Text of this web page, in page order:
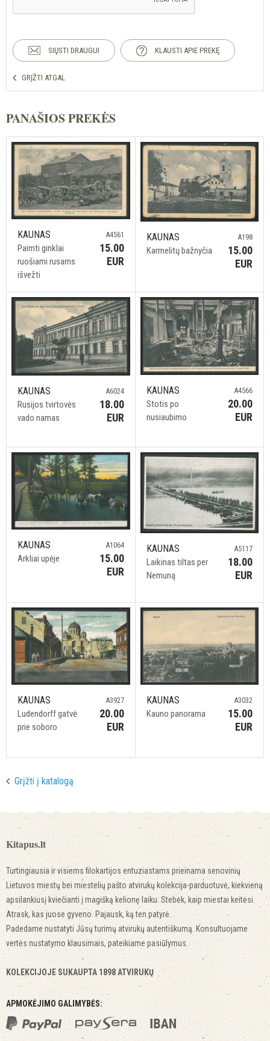
SIŲSTI DRAUGUI KLAUSTI APIE PREKĘ
GRĮŽTI ATGAL
PANAŠIOS PREKĖS
KAUNAS
Paimti ginklai
ruošiami rusams
išvežti
A4561
15.00
EUR
KAUNAS
Karmelitų bažnyčia
A198
15.00
EUR
KAUNAS
Rusijos tvirtovės
vado namas
A6024
18.00
EUR
KAUNAS
Stotis po
nusiaubimo
A4566
20.00
EUR
KAUNAS
Arkliai upėje
A1064
15.00
EUR
KAUNAS
Laikinas tiltas per
Nemuną
A5117
18.00
EUR
KAUNAS
Ludendorff gatvė
prie soboro
A3927
20.00
EUR
KAUNAS
Kauno panorama
A3032
15.00
EUR
Grįžti į katalogą
Kitapus.lt
Turtingiausia ir visiems filokartijos entuziastams prieinama senovinių
Lietuvos miestų bei miestelių pašto atvirukų kolekcija-parduotuvė, kiekvieną
apsilankiusį kviečianti į magišką kelionę laiku. Stebėk, kaip miestai keitėsi.
Atrask, kas juose gyveno. Pajausk, ką ten patyrė.
Padedame nustatyti Jūsų turimų atvirukų autentiškumą. Konsultuojame
vertės nustatymo klausimais, pateikiame pasiūlymus.
KOLEKCIJOJE SUKAUPTA 1898 ATVIRUKŲ
APMOKĖJIMO GALIMYBĖS: